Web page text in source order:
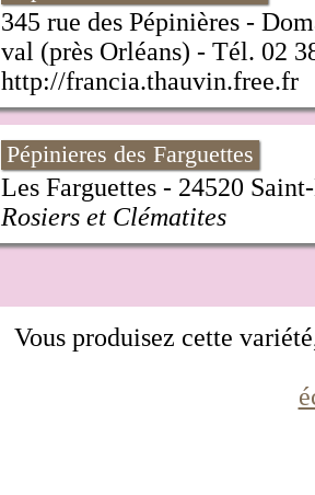
345 rue des Pépinières -
val (près Orléans) - Tél. 02
http://francia.thauvin.free.fr
Pépinieres des Farguettes
Les Farguettes - 24520
Rosiers et Clématites
Vous produisez cette